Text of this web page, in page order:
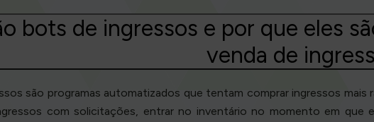
bots de ingressos e por que eles
venda de
são programas automatizados que tentam comprar ingressos
com solicitações, entrar no inventário no momento em que